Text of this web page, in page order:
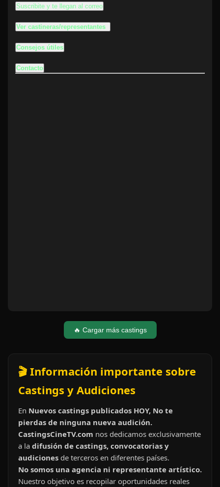
Suscribite y te llegan al correo
Ver castineras/representantes
Consejos útiles
Contacto
🔥 Cargar más castings
🎬 Información importante sobre
Castings y Audiciones
En Nuevos castings publicados HOY, No te
pierdas de ninguna nueva audición.
CastingsCineTV.com nos dedicamos exclusivamente
a la difusión de castings, convocatorias y
audiciones de terceros en diferentes países.
No somos una agencia ni representante artístico.
Nuestro objetivo es recopilar oportunidades reales